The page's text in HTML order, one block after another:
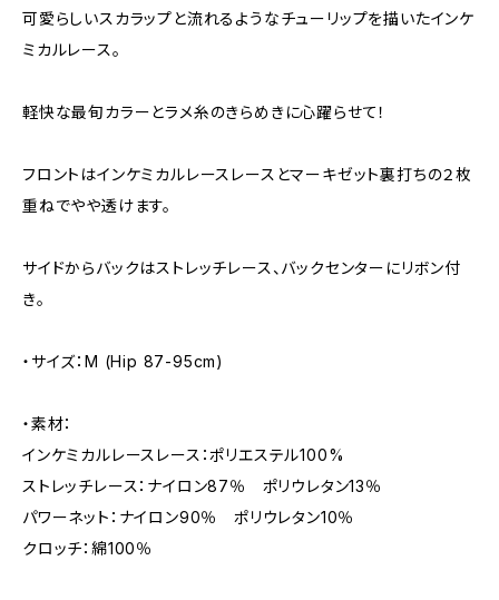
可愛らしいスカラップと流れるようなチューリップを描いたインケ
ミカルレース。
軽快な最旬カラーとラメ糸のきらめきに心躍らせて！
フロントはインケミカルレースレースとマーキゼット裏打ちの２枚
重ねでやや透けます。
サイドからバックはストレッチレース、バックセンターにリボン付
き。
・サイズ：M (Hip 87-95cm)
・素材：
インケミカルレースレース：ポリエステル100%
ストレッチレース：ナイロン87％ ポリウレタン13％
パワーネット：ナイロン90％ ポリウレタン10％
クロッチ：綿100％